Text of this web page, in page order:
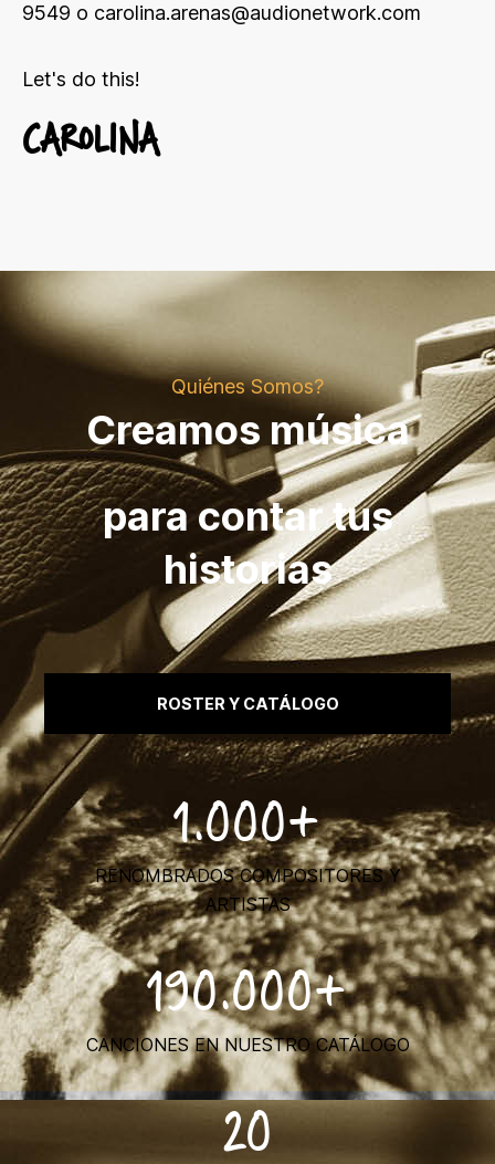
9549 o carolina.arenas@audionetwork.com
Let's do this!
CAROLINA
Quiénes Somos?
Creamos música
para contar tus
historias
ROSTER Y CATÁLOGO
1.000+
RENOMBRADOS COMPOSITORES Y
ARTISTAS
190.000+
CANCIONES EN NUESTRO CATÁLOGO
20